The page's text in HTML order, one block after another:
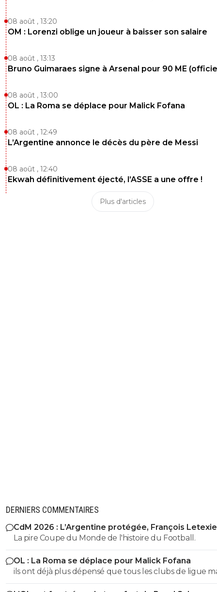
08 août , 13:20
OM : Lorenzi oblige un joueur à baisser son salaire
08 août , 13:13
Bruno Guimaraes signe à Arsenal pour 90 ME
08 août , 13:00
OL : La Roma se déplace pour Malick Fofana
08 août , 12:49
L’Argentine annonce le décès du père de Messi
08 août , 12:40
Ekwah définitivement éjecté, l’ASSE a une offre !
Plus d'articles
DERNIERS COMMENTAIRES
CdM 2026 : L’Argentine protégée, François
pris cher
La pire Coupe du Monde de l'histoire du Football.
OL : La Roma se déplace pour Malick Fofana
ils ont déjà plus dépensé que tous les clubs de ligue
réunis hors quatar.. ils veulent juste profitez au